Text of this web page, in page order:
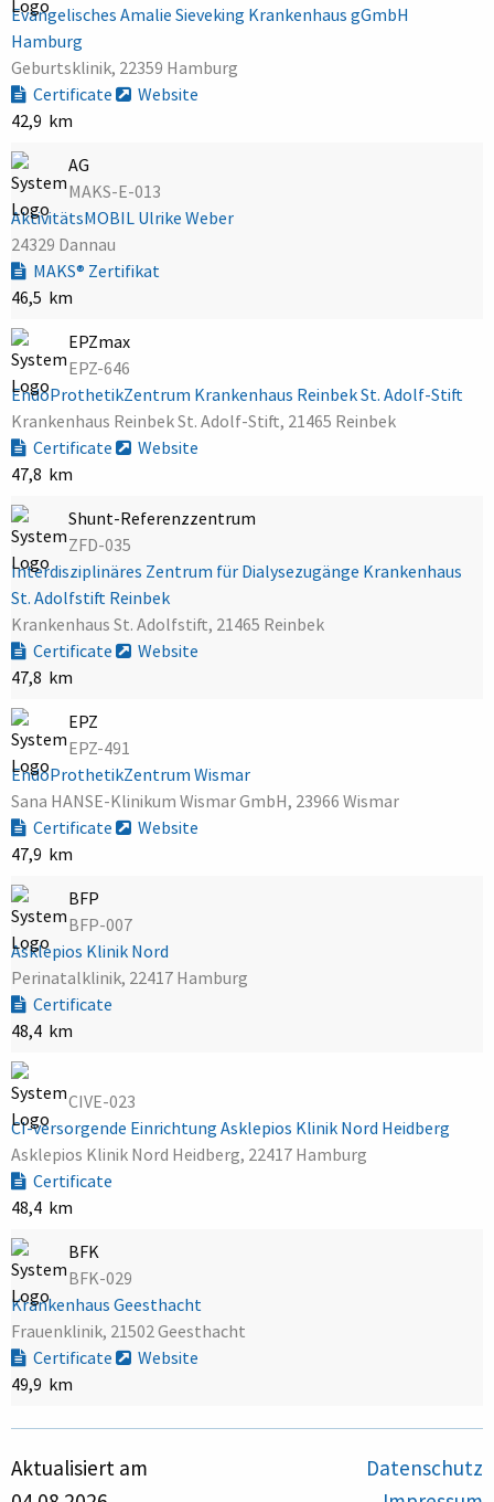
Evangelisches Amalie Sieveking Krankenhaus gGmbH
Hamburg
Geburtsklinik, 22359 Hamburg
Certificate
Website
42,9 km
AG
MAKS-E-013
AktivitätsMOBIL Ulrike Weber
24329 Dannau
MAKS® Zertifikat
46,5 km
EPZmax
EPZ-646
EndoProthetikZentrum Krankenhaus Reinbek St. Adolf-Stift
Krankenhaus Reinbek St. Adolf-Stift, 21465 Reinbek
Certificate
Website
47,8 km
Shunt-Referenzzentrum
ZFD-035
Interdisziplinäres Zentrum für Dialysezugänge Krankenhaus
St. Adolfstift Reinbek
Krankenhaus St. Adolfstift, 21465 Reinbek
Certificate
Website
47,8 km
EPZ
EPZ-491
EndoProthetikZentrum Wismar
Sana HANSE-Klinikum Wismar GmbH, 23966 Wismar
Certificate
Website
47,9 km
BFP
BFP-007
Asklepios Klinik Nord
Perinatalklinik, 22417 Hamburg
Certificate
48,4 km
CIVE-023
CI-versorgende Einrichtung Asklepios Klinik Nord Heidberg
Asklepios Klinik Nord Heidberg, 22417 Hamburg
Certificate
48,4 km
BFK
BFK-029
Krankenhaus Geesthacht
Frauenklinik, 21502 Geesthacht
Certificate
Website
49,9 km
Aktualisiert am
Datenschutz